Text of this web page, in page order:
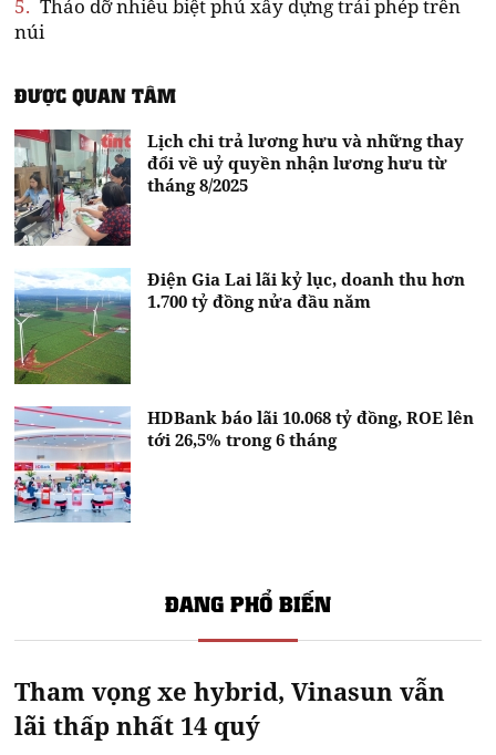
5. Tháo dỡ nhiều biệt phủ xây dựng trái phép trên
núi
ĐƯỢC QUAN TÂM
Lịch chi trả lương hưu và những thay
đổi về uỷ quyền nhận lương hưu từ
tháng 8/2025
Điện Gia Lai lãi kỷ lục, doanh thu hơn
1.700 tỷ đồng nửa đầu năm
HDBank báo lãi 10.068 tỷ đồng, ROE lên
tới 26,5% trong 6 tháng
ĐANG PHỔ BIẾN
Tham vọng xe hybrid, Vinasun vẫn
lãi thấp nhất 14 quý